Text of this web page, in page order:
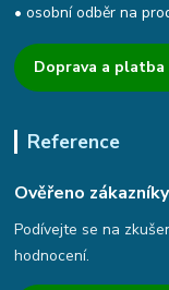
• osobní odběr na
Doprava a
Reference
Ověřeno zákazníky
Podívejte se na
hodnocení.